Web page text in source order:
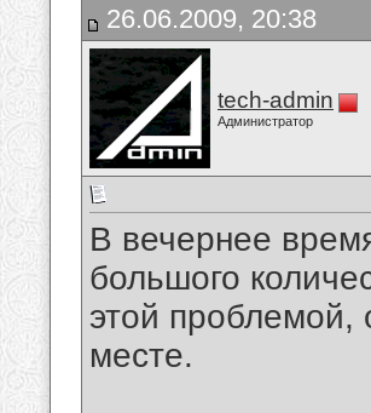
26.06.2009, 20:38
tech-admin
Администратор
В вечернее
большого
этой проблемой,
месте.